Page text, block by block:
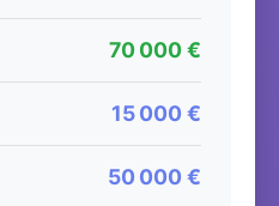
70 000 €
15 000 €
50 000 €